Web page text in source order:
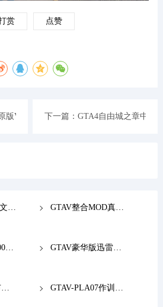
赏 点赞
版V1.8俄文版本
下一篇：GTA4自由城之章中文
GTAV1.36版本中文免安装下载 GTAV整合MOD真实画质1000超跑198个英雄v1.41版本下载
GTAV终极整合1000超跑+300英雄+最强ENB迅雷下载 GTAV豪华版迅雷资源BT种子下载
GTAV中国风城市MOD下载 GTAV-PLA07作训服套装MOD下载